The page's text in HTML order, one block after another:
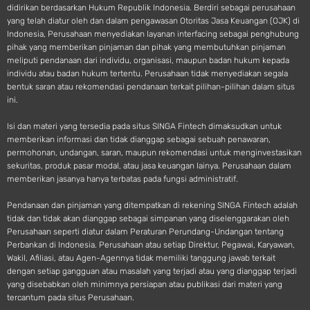
didirikan berdasarkan Hukum Republik Indonesia. Berdiri sebagai perusahaan
yang telah diatur oleh dan dalam pengawasan Otoritas Jasa Keuangan (OJK) di
Indonesia, Perusahaan menyediakan layanan interfacing sebagai penghubung
pihak yang memberikan pinjaman dan pihak yang membutuhkan pinjaman
meliputi pendanaan dari individu, organisasi, maupun badan hukum kepada
individu atau badan hukum tertentu. Perusahaan tidak menyediakan segala
bentuk saran atau rekomendasi pendanaan terkait pilihan-pilihan dalam situs
ini.
Isi dan materi yang tersedia pada situs SINGA Fintech dimaksudkan untuk
memberikan informasi dan tidak dianggap sebagai sebuah penawaran,
permohonan, undangan, saran, maupun rekomendasi untuk menginvestasikan
sekuritas, produk pasar modal, atau jasa keuangan lainya. Perusahaan dalam
memberikan jasanya hanya terbatas pada fungsi administratif.
Pendanaan dan pinjaman yang ditempatkan di rekening SINGA Fintech adalah
tidak dan tidak akan dianggap sebagai simpanan yang diselenggarakan oleh
Perusahaan seperti diatur dalam Peraturan Perundang-Undangan tentang
Perbankan di Indonesia. Perusahaan atau setiap Direktur, Pegawai, Karyawan,
Wakil, Afiliasi, atau Agen-Agennya tidak memiliki tanggung jawab terkait
dengan setiap gangguan atau masalah yang terjadi atau yang dianggap terjadi
yang disebabkan oleh minimnya persiapan atau publikasi dari materi yang
tercantum pada situs Perusahaan.